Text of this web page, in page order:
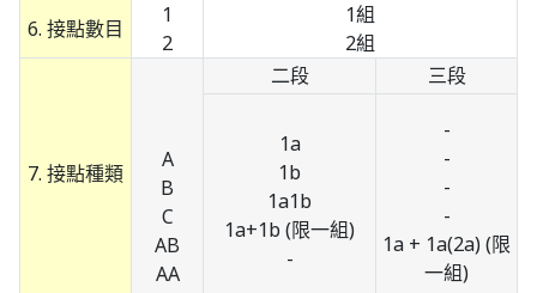
6. 接點數目
1
2
1組
2組
7. 接點種類
A
B
C
AB
AA
二段 三段
1a
1b
1a1b
1a+1b (限一組)
-
-
-
-
-
1a + 1a(2a) (限
一組)